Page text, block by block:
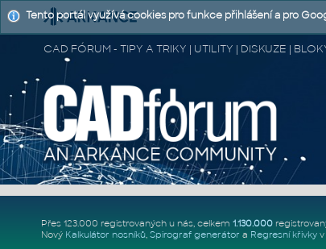
CAD FÓRUM - TIPY A TRIKY | UTILITY | DISKUZE |
Přes 123.000 registrovaných u nás, celkem 1.130.000
Nový Kalkulátor nosníků, Spirograf generátor a Regresní křivkyv
Tento portál využívá cookies pro funkce přihlášení a pro